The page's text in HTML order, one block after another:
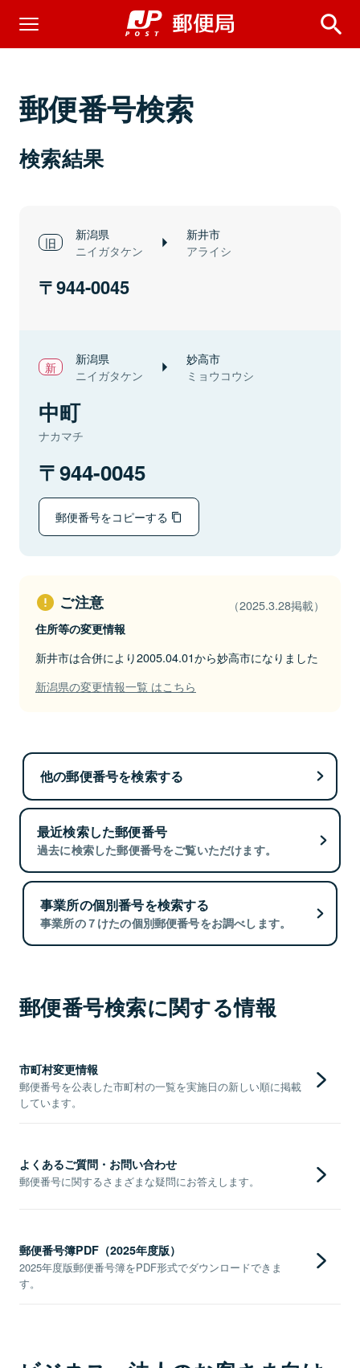
郵便番号検索
検索結果
新潟県
ニイガタケン
新井市
アライシ
944-0045
新潟県
ニイガタケン
妙高市
ミョウコウシ
中町
ナカマチ
944-0045
郵便番号をコピーする
ご注意 （2025.3.28掲載）
住所等の変更情報
新井市は合併により2005.04.01から妙高市になりました
新潟県の変更情報一覧 はこちら
他の郵便番号を検索する
最近検索した郵便番号
過去に検索した郵便番号をご覧いただけます。
事業所の個別番号を検索する
事業所の７けたの個別郵便番号をお調べします。
郵便番号検索に関する情報
市町村変更情報
郵便番号を公表した市町村の一覧を実施日の新しい順に掲載
しています。
よくあるご質問・お問い合わせ
郵便番号に関するさまざまな疑問にお答えします。
郵便番号簿PDF（2025年度版）
2025年度版郵便番号簿をPDF形式でダウンロードできま
す。